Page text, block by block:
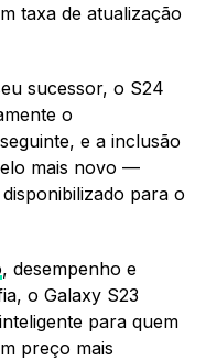
taxa de atualização
sucessor, o S24
o
e a inclusão
mais novo —
para o
, desempenho e
o Galaxy S23
para quem
preço mais